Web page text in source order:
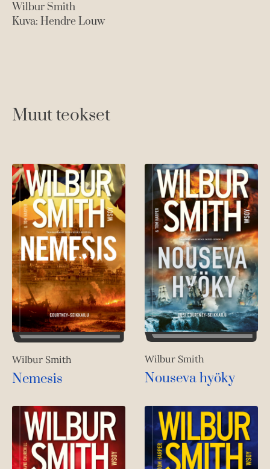
Wilbur Smith
Kuva: Hendre Louw
Muut teokset
Wilbur Smith
Nemesis
Wilbur Smith
Nouseva hyöky